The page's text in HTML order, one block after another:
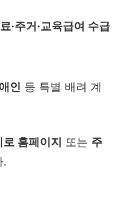
·주거·교육급여 수급
인 등 특별 배려 계
로 홈페이지 또는 주
.